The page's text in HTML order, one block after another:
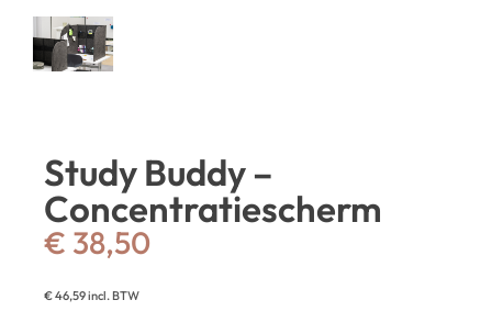
Study Buddy –
Concentratiescherm
€ 38,50
€46,59incl. BTW